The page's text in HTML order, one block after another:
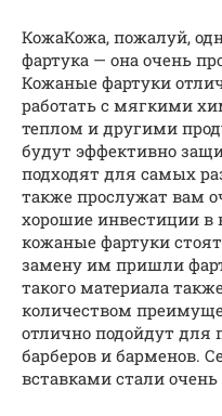
КожаКожа, пожалуй,
фартука — она очень
Кожаные фартуки
работать с мягкими
теплом и другими
будут эффективно
подходят для самых
также прослужат вам
хорошие инвестиции
кожаные фартуки
замену им пришли
такого материала
количеством
отлично подойдут для
барберов и барменов.
вставками стали